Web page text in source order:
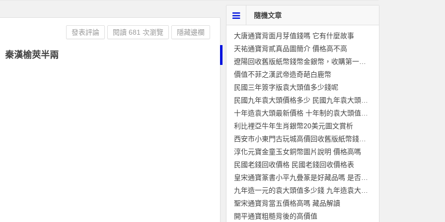
秦漢榆莢半兩
發表評論 閱讀 681 次瀏覽 隱藏邊欄
隨機文章
大唐通寶背面月芽值錢嗎 它有什麼故事
天祐通寶背貳真品圖簡介 價格高不高
價值不菲之漢武帝造奇葩白鹿幣
民國三年簽字版袁大頭值多少錢呢
利比裡亞牛年生肖銀幣20美元圖文賞析
淳化元寶金童玉女銅幣圖片說明 價格高嗎
民國老錢回收價格 民國老錢回收價格表
聖宋通寶背當五價格高嗎 藏品解讀
開平通寶粗糙背後的高價值